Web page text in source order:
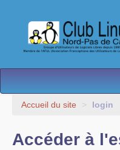
L’Association
Accueil du site > login
Accéder à